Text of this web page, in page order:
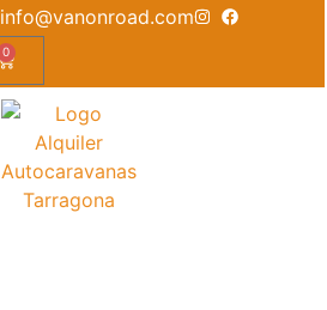
info@vanonroad.com
0